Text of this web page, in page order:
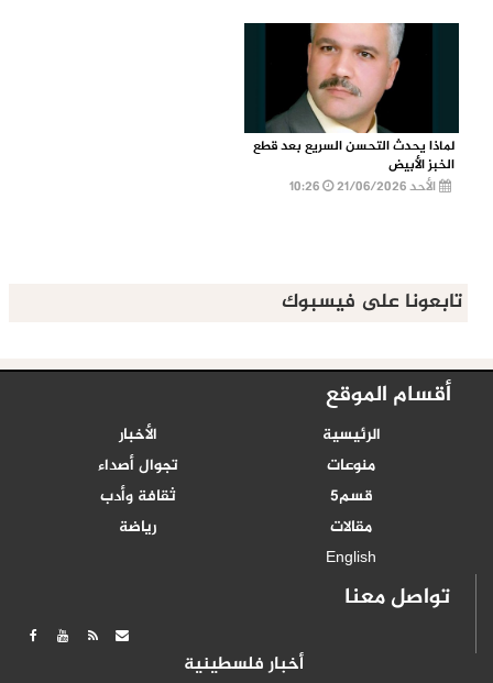
لماذا يحدث التحسن السريع بعد قطع
الخبز الأبيض
الأحد 21/06/2026
تابعونا على فيسبوك
أقسام الموقع
الرئيسية
الأخبار
منوعات
تجوال أصداء
قسم5
ثقافة وأدب
مقالات
رياضة
English
تواصل معنا
أخبار فلسطينية